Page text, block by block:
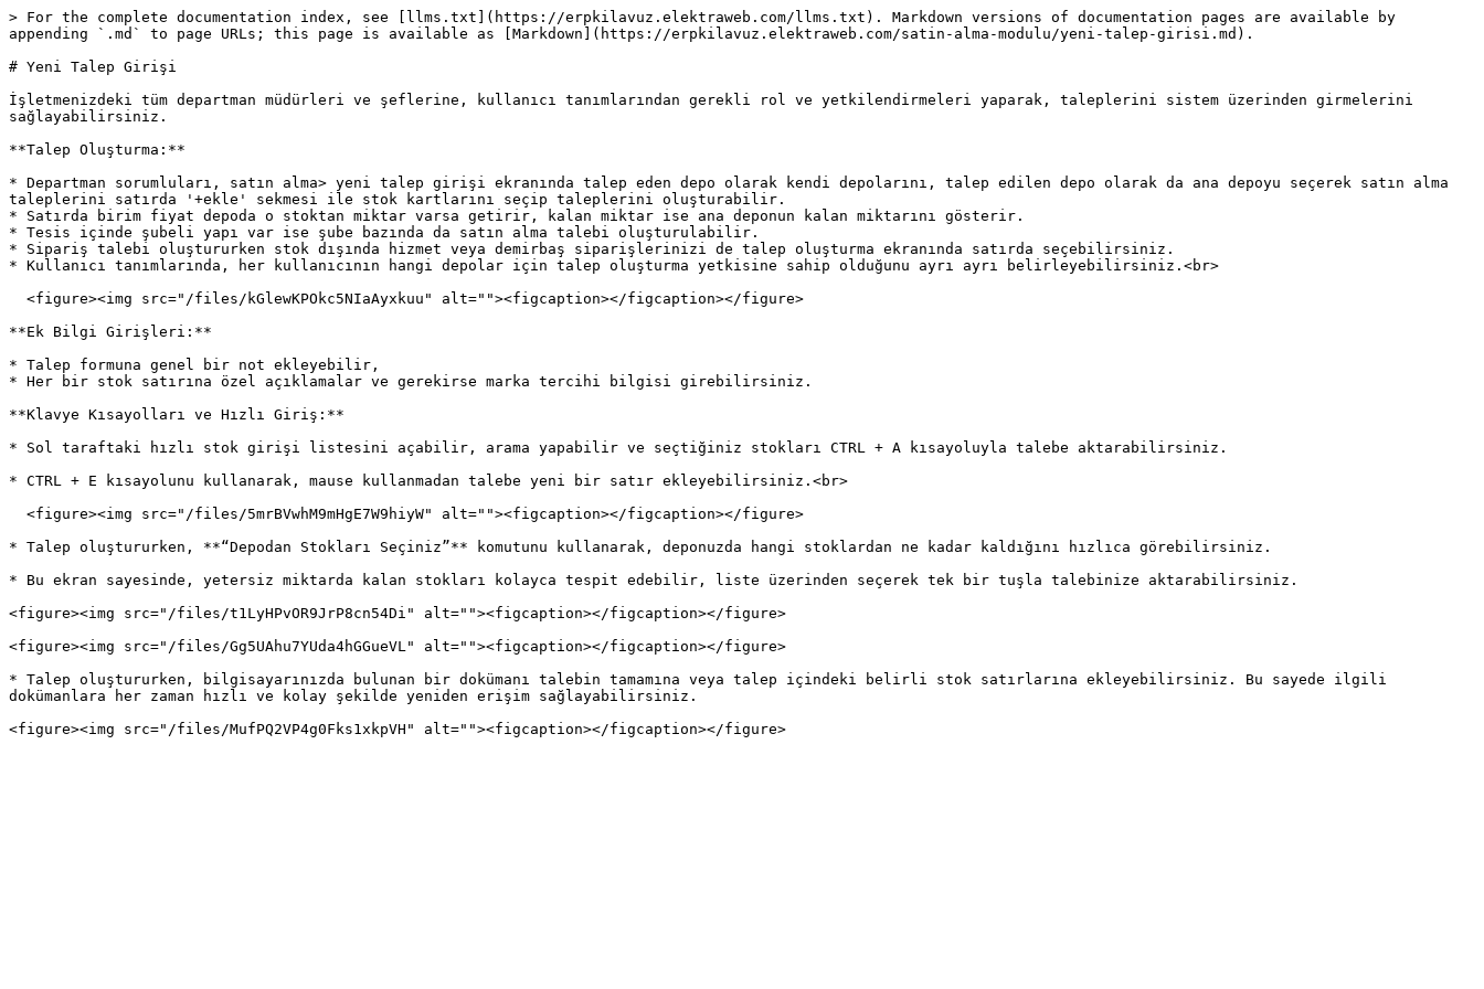
> For the complete documentation index, see [llms.txt](https://erpkilavuz.elektraweb.com/llms.txt). Markdown versions of documentation pages are available by
appending `.md` to page URLs; this page is available as [Markdown](https://erpkilavuz.elektraweb.com/satin-alma-modulu/yeni-talep-girisi.md).
# Yeni Talep Girişi
İşletmenizdeki tüm departman müdürleri ve şeflerine, kullanıcı tanımlarından gerekli rol ve yetkilendirmeleri yaparak, taleplerini sistem üzerinden girmelerini
sağlayabilirsiniz.
**Talep Oluşturma:**
* Departman sorumluları, satın alma> yeni talep girişi ekranında talep eden depo olarak kendi depolarını, talep edilen depo olarak da ana depoyu seçerek satın alma
taleplerini satırda '+ekle' sekmesi ile stok kartlarını seçip taleplerini oluşturabilir.
* Satırda birim fiyat depoda o stoktan miktar varsa getirir, kalan miktar ise ana deponun kalan miktarını gösterir.
* Tesis içinde şubeli yapı var ise şube bazında da satın alma talebi oluşturulabilir.
* Sipariş talebi oluştururken stok dışında hizmet veya demirbaş siparişlerinizi de talep oluşturma ekranında satırda seçebilirsiniz.
* Kullanıcı tanımlarında, her kullanıcının hangi depolar için talep oluşturma yetkisine sahip olduğunu ayrı ayrı belirleyebilirsiniz.<br>
**Ek Bilgi Girişleri:**
* Talep formuna genel bir not ekleyebilir,
* Her bir stok satırına özel açıklamalar ve gerekirse marka tercihi bilgisi girebilirsiniz.
**Klavye Kısayolları ve Hızlı Giriş:**
* Sol taraftaki hızlı stok girişi listesini açabilir, arama yapabilir ve seçtiğiniz stokları CTRL + A kısayoluyla talebe aktarabilirsiniz.
* CTRL + E kısayolunu kullanarak, mause kullanmadan talebe yeni bir satır ekleyebilirsiniz.<br>
* Talep oluştururken, **“Depodan Stokları Seçiniz”** komutunu kullanarak, deponuzda hangi stoklardan ne kadar kaldığını hızlıca görebilirsiniz.
* Bu ekran sayesinde, yetersiz miktarda kalan stokları kolayca tespit edebilir, liste üzerinden seçerek tek bir tuşla talebinize aktarabilirsiniz.
<figure><img src="/files/t1LyHPvOR9JrP8cn54Di" alt=""><figcaption></figcaption></figure>
<figure><img src="/files/Gg5UAhu7YUda4hGGueVL" alt=""><figcaption></figcaption></figure>
* Talep oluştururken, bilgisayarınızda bulunan bir dokümanı talebin tamamına veya talep içindeki belirli stok satırlarına ekleyebilirsiniz. Bu sayede ilgili
dokümanlara her zaman hızlı ve kolay şekilde yeniden erişim sağlayabilirsiniz.